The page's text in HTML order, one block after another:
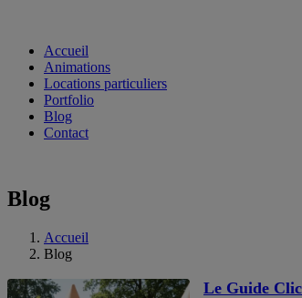
Accueil
Animations
Locations particuliers
Portfolio
Blog
Contact
Blog
Accueil
Blog
Le Guide